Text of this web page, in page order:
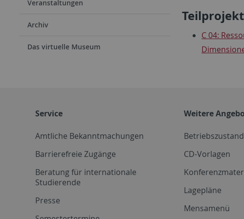
Veranstaltungen
Archiv
Das virtuelle Museum
Teilprojekt
C 04:
Service
Amtliche Bekanntmachungen
Barrierefreie Zugänge
Beratung für internationale
Studierende
Presse
Weitere
CD-Vorlagen
Lagepläne
Mensamenü